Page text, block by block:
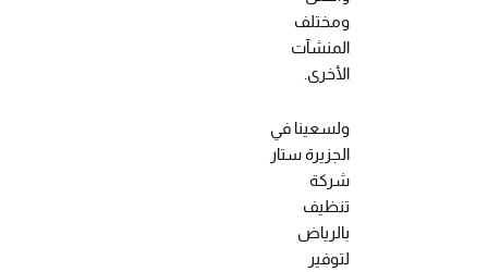
ومختلف
المنشآت
الأخرى.
ولسعينا في
الجزيرة ستار
شركة
تنظيف
بالرياض
لتوفير